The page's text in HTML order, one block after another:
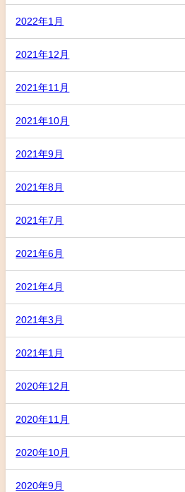
2022年1月
2021年12月
2021年11月
2021年10月
2021年9月
2021年8月
2021年7月
2021年6月
2021年4月
2021年3月
2021年1月
2020年12月
2020年11月
2020年10月
2020年9月